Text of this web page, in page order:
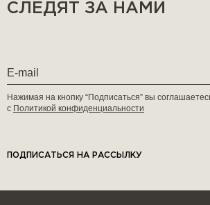
СЛЕДЯТ ЗА НАМИ
Нажимая на кнопку “Подписаться” вы
с Политикой конфиденциальности
ПОДПИСАТЬСЯ НА РАССЫЛКУ